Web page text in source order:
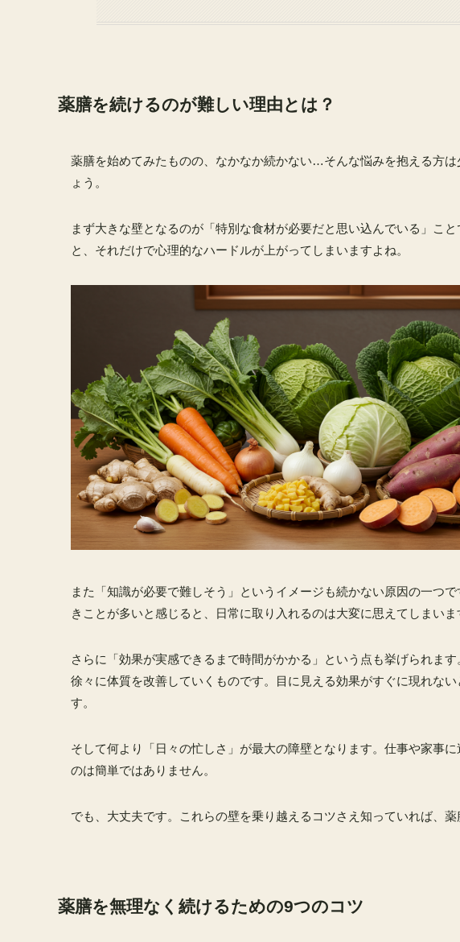
薬膳を続けるのが難しい理由とは？
薬膳を始めてみたものの、なかなか続かない…そんな悩みを抱える方
ょう。
まず大きな壁となるのが「特別な食材が必要だと思い込んでいる」こ
と、それだけで心理的なハードルが上がってしまいますよね。
また「知識が必要で難しそう」というイメージも続かない原因の一つ
きことが多いと感じると、日常に取り入れるのは大変に思えてしまいま
さらに「効果が実感できるまで時間がかかる」という点も挙げられま
徐々に体質を改善していくものです。目に見える効果がすぐに現れな
す。
そして何より「日々の忙しさ」が最大の障壁となります。仕事や家事
のは簡単ではありません。
でも、大丈夫です。これらの壁を乗り越えるコツさえ知っていれば、
薬膳を無理なく続けるための9つのコツ